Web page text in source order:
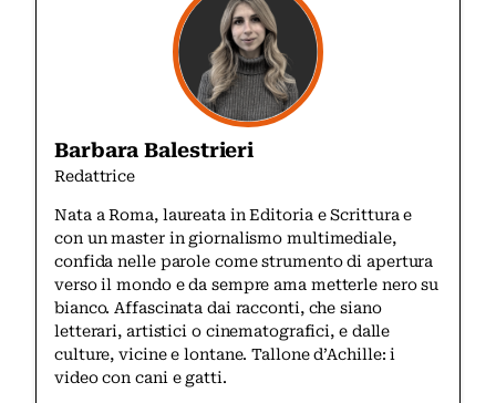
Barbara Balestrieri
Redattrice
Nata a Roma, laureata in Editoria e Scrittura e
con un master in giornalismo multimediale,
confida nelle parole come strumento di apertura
verso il mondo e da sempre ama metterle nero su
bianco. Affascinata dai racconti, che siano
letterari, artistici o cinematografici, e dalle
culture, vicine e lontane. Tallone d’Achille: i
video con cani e gatti.